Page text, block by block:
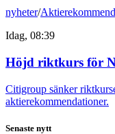
nyheter/
Idag, 08:39
Höjd riktkurs för
Citigroup sänker
aktierekommendationer.
Senaste nytt